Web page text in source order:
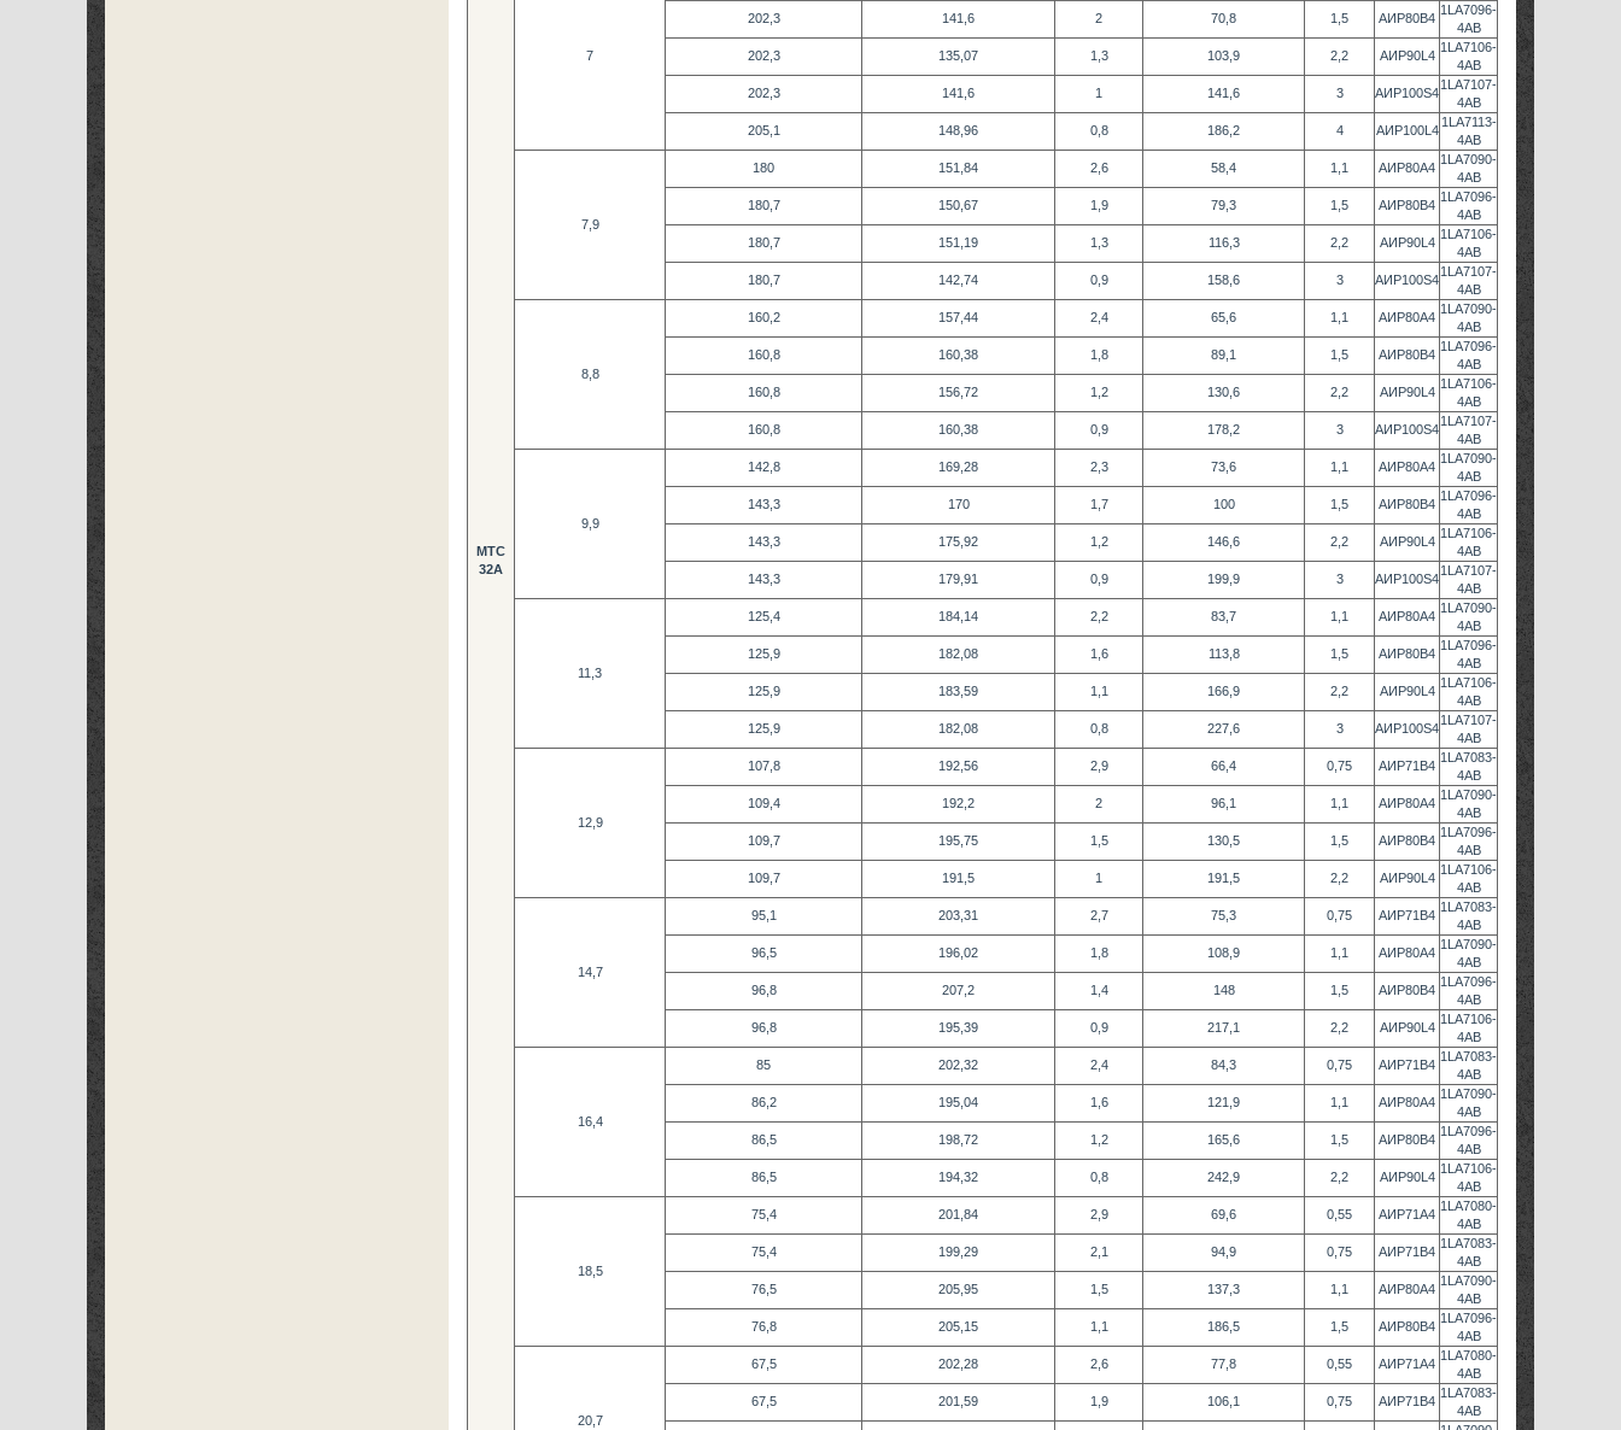
MTC
32A
7
202,3
141,6 2 70,8 1,5 АИР80В4
1LA7096-
4AB
202,3
135,07 1,3 103,9 2,2 АИР90L4
1LA7106-
4AB
202,3
141,6 1 141,6 3 АИР100S4
1LA7107-
4AB
205,1
148,96 0,8 186,2 4 АИР100L4
1LA7113-
4AB
7,9
180 151,84 2,6 58,4 1,1 АИР80А4
1LA7090-
4AB
180,7
150,67 1,9 79,3 1,5 АИР80В4
1LA7096-
4AB
180,7
151,19 1,3 116,3 2,2 АИР90L4
1LA7106-
4AB
180,7
142,74 0,9 158,6 3 АИР100S4
1LA7107-
4AB
8,8
160,2 157,44 2,4 65,6 1,1 АИР80А4
1LA7090-
4AB
160,8
160,38 1,8 89,1 1,5 АИР80В4
1LA7096-
4AB
160,8
156,72 1,2 130,6 2,2 АИР90L4
1LA7106-
4AB
160,8
160,38 0,9 178,2 3 АИР100S4
1LA7107-
4AB
9,9
142,8 169,28 2,3 73,6 1,1 АИР80А4
1LA7090-
4AB
143,3
170 1,7 100 1,5 АИР80В4
1LA7096-
4AB
143,3
175,92 1,2 146,6 2,2 АИР90L4
1LA7106-
4AB
143,3
179,91 0,9 199,9 3 АИР100S4
1LA7107-
4AB
11,3
125,4 184,14 2,2 83,7 1,1 АИР80А4
1LA7090-
4AB
125,9
182,08 1,6 113,8 1,5 АИР80В4
1LA7096-
4AB
125,9
183,59 1,1 166,9 2,2 АИР90L4
1LA7106-
4AB
125,9
182,08 0,8 227,6 3 АИР100S4
1LA7107-
4AB
12,9
107,8 192,56 2,9 66,4 0,75 АИР71В4
1LA7083-
4AB
109,4
192,2 2 96,1 1,1 АИР80А4
1LA7090-
4AB
109,7
195,75 1,5 130,5 1,5 АИР80В4
1LA7096-
4AB
109,7
191,5 1 191,5 2,2 АИР90L4
1LA7106-
4AB
14,7
95,1 203,31 2,7 75,3 0,75 АИР71В4
1LA7083-
4AB
96,5
196,02 1,8 108,9 1,1 АИР80А4
1LA7090-
4AB
96,8
207,2 1,4 148 1,5 АИР80В4
1LA7096-
4AB
96,8
195,39 0,9 217,1 2,2 АИР90L4
1LA7106-
4AB
16,4
85 202,32 2,4 84,3 0,75 АИР71В4
1LA7083-
4AB
86,2
195,04 1,6 121,9 1,1 АИР80А4
1LA7090-
4AB
86,5
198,72 1,2 165,6 1,5 АИР80В4
1LA7096-
4AB
86,5
194,32 0,8 242,9 2,2 АИР90L4
1LA7106-
4AB
18,5
75,4 201,84 2,9 69,6 0,55 АИР71А4
1LA7080-
4AB
75,4
199,29 2,1 94,9 0,75 АИР71В4
1LA7083-
4AB
76,5
205,95 1,5 137,3 1,1 АИР80А4
1LA7090-
4AB
76,8
205,15 1,1 186,5 1,5 АИР80В4
1LA7096-
4AB
20,7
67,5 202,28 2,6 77,8 0,55 АИР71А4
1LA7080-
4AB
67,5
201,59 1,9 106,1 0,75 АИР71В4
1LA7083-
4AB